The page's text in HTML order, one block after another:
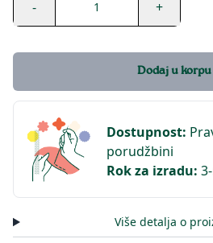
- 1 +
Dodaj u korpu
Dostupnost:
porudžbini
Rok za izradu:
Više detalja o